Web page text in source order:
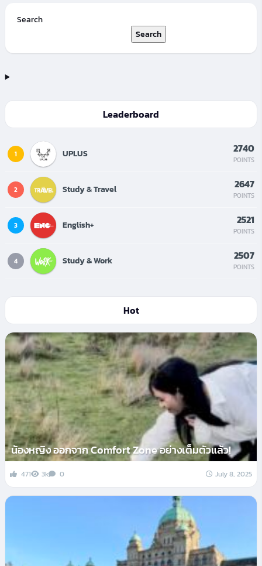
Search
Search
Leaderboard
1 UPLUS 2740
POINTS
2 Study & Travel 2647
POINTS
3 English+ 2521
POINTS
4 Study & Work 2507
POINTS
Hot
น้องหญิง ออกจาก Comfort Zone อย่างเต็มตัวแล้ว!
471 3k 0 July 8, 2025